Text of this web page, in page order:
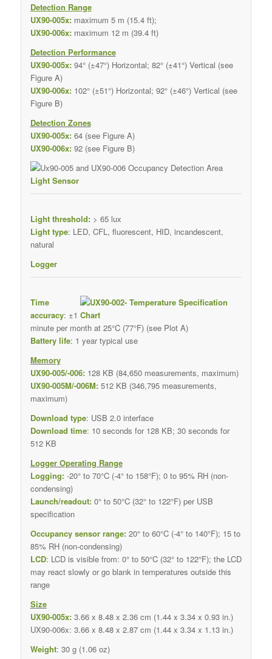
Detection Range
UX90-005x: maximum 5 m (15.4 ft);
UX90-006x:maximum 12 m (39.4 ft)
Detection Performance
UX90-005x: 94° (±47°) Horizontal; 82° (±41°) Vertical (see
Figure A)
UX90-006x:102° (±51°) Horizontal; 92° (±46°) Vertical (see
Figure B)
Detection Zones
UX90-005x:64 (see Figure A)
UX90-006x:92 (see Figure B)
Light Sensor
Light threshold: > 65 lux
Light type: LED, CFL, fluorescent, HID, incandescent,
natural
Logger
Time
accuracy: ±1
minute per month at 25°C (77°F) (see Plot A)
Battery life: 1 year typical use
Memory
UX90-005/-006:128 KB (84,650 measurements, maximum)
UX90-005M/-006M:512 KB (346,795 measurements,
maximum)
Download type: USB 2.0 interface
Download time: 10 seconds for 128 KB; 30 seconds for
512 KB
Logger Operating Range
Logging:-20° to 70°C (-4° to 158°F); 0 to 95% RH (non-
condensing)
Launch/readout:0° to 50°C (32° to 122°F) per USB
specification
Occupancy sensor range:20° to 60°C (-4° to 140°F); 15 to
85% RH (non-condensing)
LCD: LCD is visible from: 0° to 50°C (32° to 122°F); the LCD
may react slowly or go blank in temperatures outside this
range
Size
UX90-005x: 3.66 x 8.48 x 2.36 cm (1.44 x 3.34 x 0.93 in.)
UX90-006x: 3.66 x 8.48 x 2.87 cm (1.44 x 3.34 x 1.13 in.)
Weight: 30 g (1.06 oz)